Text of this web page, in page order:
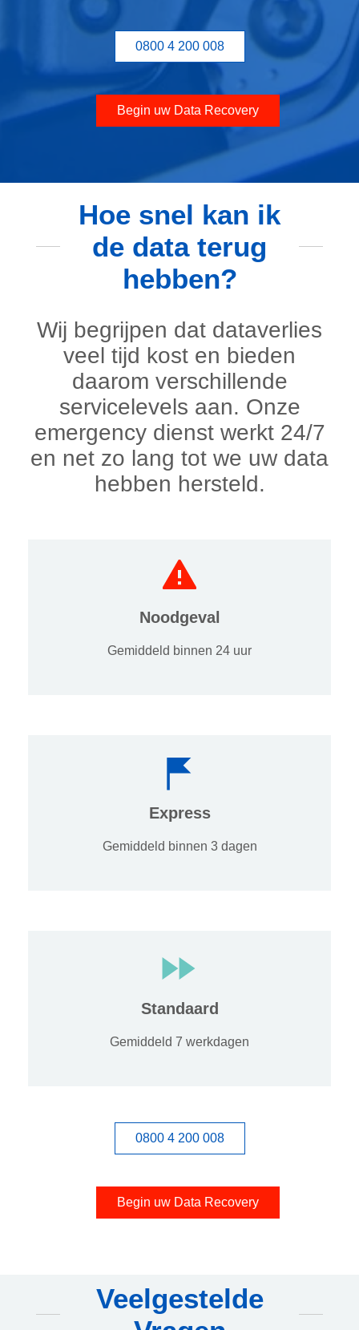
0800 4 200 008
Begin uw Data Recovery
Hoe snel kan ik
de data terug
hebben?
Wij begrijpen dat dataverlies
veel tijd kost en bieden
daarom verschillende
servicelevels aan. Onze
emergency dienst werkt 24/7
en net zo lang tot we uw data
hebben hersteld.
Noodgeval
Gemiddeld binnen 24 uur
Express
Gemiddeld binnen 3 dagen
Standaard
Gemiddeld 7 werkdagen
0800 4 200 008
Begin uw Data Recovery
Veelgestelde